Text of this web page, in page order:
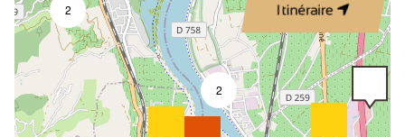
Itinéraire
2
2